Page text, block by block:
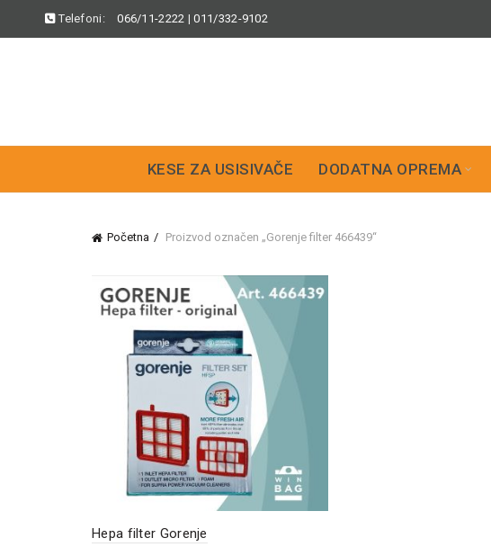
Telefoni: 066/11-2222 |011/332-9102
KESE ZA USISIVAČE DODATNA OPREMA
Početna Proizvod označen „Gorenje filter 466439“
Hepa filter Gorenje